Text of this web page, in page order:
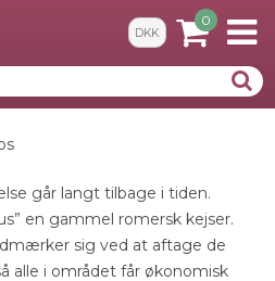
DKK
0
går langt tilbage i tiden.
en gammel romersk kejser.
sig ved at aftage de
alle i området får økonomisk